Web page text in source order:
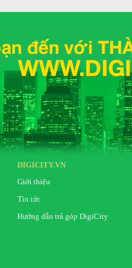
vị trí lắp đặt, phù hợp với nhu
DIGICITY.VN
Giới thiệu
Tin tức
Hướng dẫn trả góp DigiCity